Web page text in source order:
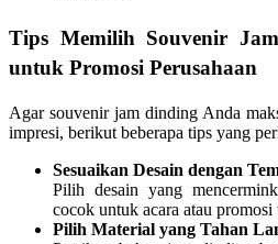
Tips Memilih Souvenir
untuk Promosi Perusahaan
Agar souvenir jam dinding Anda
impresi, berikut beberapa tips yang
Sesuaikan Desain dengan
Pilih desain yang
cocok untuk acara atau promosi
Pilih Material yang Tahan